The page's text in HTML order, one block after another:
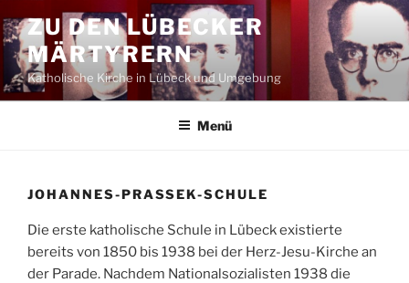
Inhalt
springen
ZU DEN LÜBECKER
MÄRTYRERN
Katholische Kirche in Lübeck und Umgebung
Menü
JOHANNES-PRASSEK-SCHULE
Die erste katholische Schule in Lübeck existierte
bereits von 1850 bis 1938 bei der Herz-Jesu-Kirche an
der Parade. Nachdem Nationalsozialisten 1938 die